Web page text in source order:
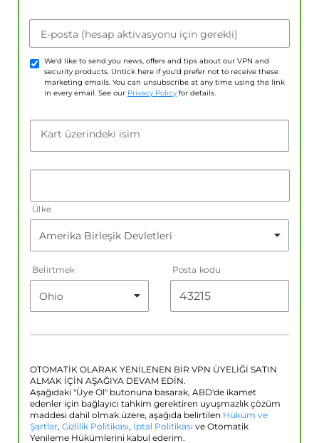
E-posta (hesap aktivasyonu için gerekli)
We'd like to send you news, offers and tips about our VPN and
security products. Untick here if you'd prefer not to receive these
marketing emails. You can unsubscribe at any time using the link
in every email. See our Privacy Policy for details.
Kart üzerindeki isim
Ülke
Belirtmek Posta kodu
OTOMATİK OLARAK YENİLENEN BİR VPN ÜYELİĞİ SATIN
ALMAK İÇİN AŞAĞIYA DEVAM EDİN.
Aşağıdaki "Üye Ol" butonuna basarak, ABD'de ikamet
edenler için bağlayıcı tahkim gerektiren uyuşmazlık çözüm
maddesi dahil olmak üzere, aşağıda belirtilen Hüküm ve
Şartlar, Gizlilik Politikası, İptal Politikası ve Otomatik
Yenileme Hükümlerini kabul ederim.